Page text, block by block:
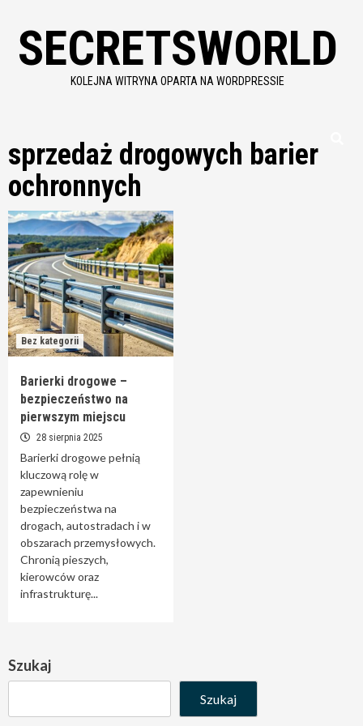
contentSECRETSWORLD
KOLEJNA WITRYNA OPARTA NA WORDPRESSIE
sprzedaż drogowych barier
ochronnych
Bez kategorii
Barierki drogowe –
bezpieczeństwo na
pierwszym miejscu
28 sierpnia 2025
Barierki drogowe pełnią
kluczową rolę w
zapewnieniu
bezpieczeństwa na
drogach, autostradach i w
obszarach przemysłowych.
Chronią pieszych,
kierowców oraz
infrastrukturę...
Szukaj
Szukaj